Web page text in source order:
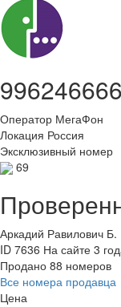
Оператор МегаФон
Локация Россия
Эксклюзивный номер
69
Аркадий Равилович Б.
ID 7636 На сайте 3
Продано 88 номеров
Все номера продавца
Цена